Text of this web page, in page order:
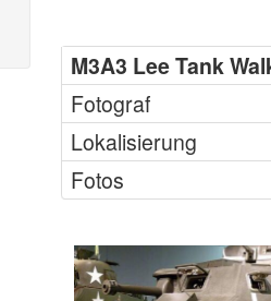
M3A3 Lee Tank
Fotograf
Lokalisierung
Fotos